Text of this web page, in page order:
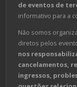
de eventos de
informativo para a
Não somos
diretos pelos
nos
cancelamentos,
ingressos,